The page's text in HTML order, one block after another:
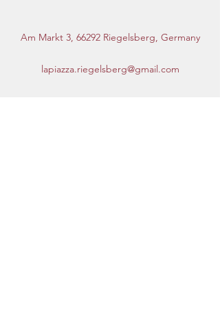
Am Markt 3, 66292 Riegelsberg, Germany
lapiazza.riegelsberg@gmail.com